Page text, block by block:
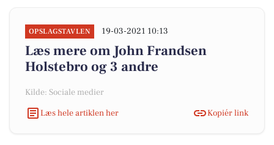
OPSLAGSTAVLEN 19-03-2021 10:13
Læs mere om John Frandsen
Holstebro og 3 andre
Kilde: Sociale medier
Læs hele artiklen her
Kopiér link